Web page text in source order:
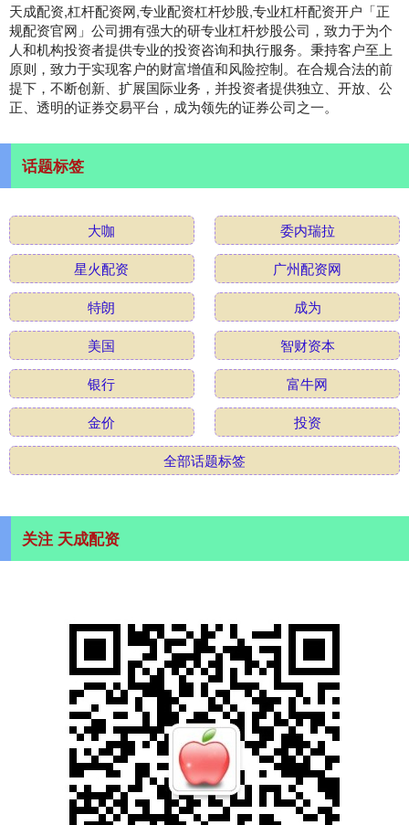
天成配资,杠杆配资网,专业配资杠杆炒股,专业杠杆配资开户「正
规配资官网」公司拥有强大的研专业杠杆炒股公司，致力于为个
人和机构投资者提供专业的投资咨询和执行服务。秉持客户至上
原则，致力于实现客户的财富增值和风险控制。在合规合法的前
提下，不断创新、扩展国际业务，并投资者提供独立、开放、公
正、透明的证券交易平台，成为领先的证券公司之一。
话题标签
大咖
委内瑞拉
星火配资
广州配资网
特朗
成为
美国
智财资本
银行
富牛网
金价
投资
全部话题标签
关注 天成配资